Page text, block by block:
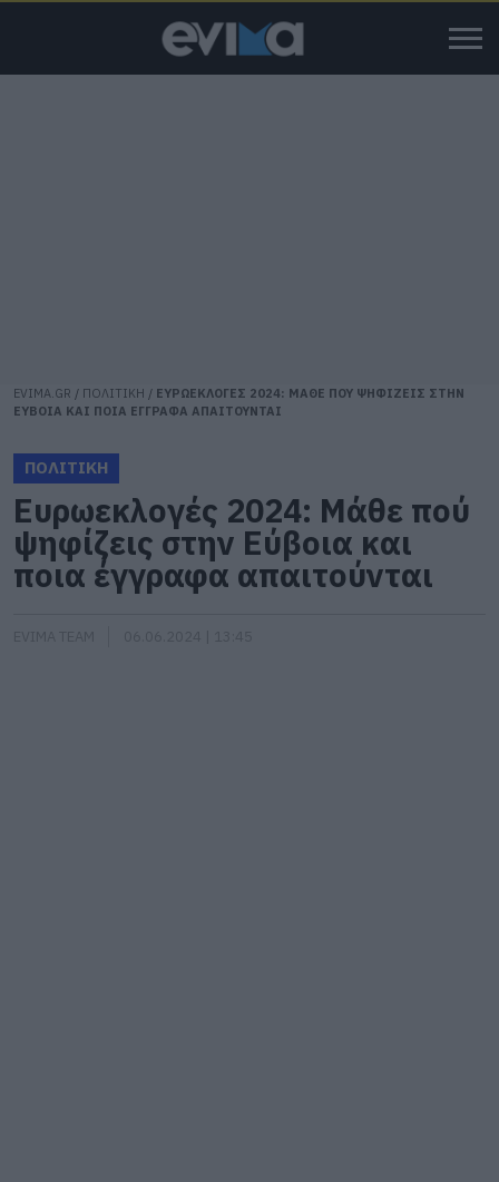
EVIMA.GR / ΠΟΛΙΤΙΚΗ / ΕΥΡΩΕΚΛΟΓΕΣ 2024: MΑΘΕ ΠΟΥ ΨΗΦΙΖΕΙΣ ΣΤΗΝ
ΕΥΒΟΙΑ ΚΑΙ ΠΟΙΑ ΕΓΓΡΑΦΑ ΑΠΑΙΤΟΥΝΤΑΙ
ΠΟΛΙΤΙΚΗ
Ευρωεκλογές 2024: Mάθε πού
ψηφίζεις στην Εύβοια και
ποια έγγραφα απαιτούνται